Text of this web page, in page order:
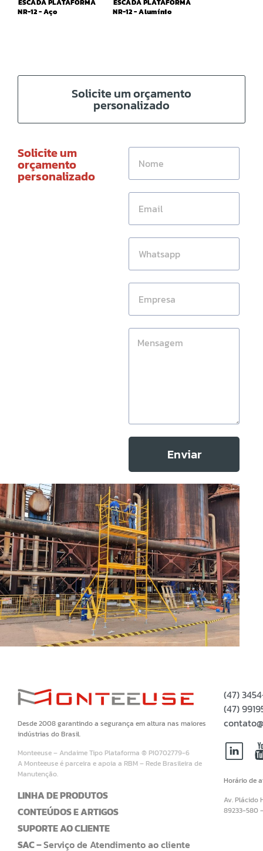
Solicite um orçamento
personalizado
Solicite um
orçamento
personalizado
Enviar
Desde 2008 garantindo a segurança em altura nas maiores
indústrias do Brasil.
Monteeuse – Andaime Tipo Plataforma ® PI0702779-6
A Monteeuse é parceira e apoia a RBM – Rede Brasileira de
Manutenção.
LINHA DE PRODUTOS
CONTEÚDOS E ARTIGOS
SUPORTE AO CLIENTE
SAC –Serviço de Atendimento ao cliente
(47)
(47)
Horário de
Av. Plácido
89233-580